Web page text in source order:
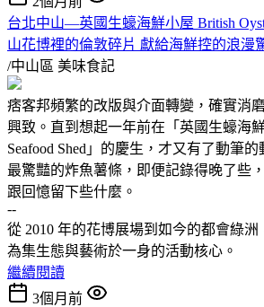
台北中山—英國生蠔海鮮小屋 British
山花博裡的倫敦碎片 獻給海鮮控的浪漫
/中山區 美味食記
痞客邦頻繁的改版與介面轉變，確實消
興致。直到想起一年前在「英國生蠔海
Seafood Shed」的慶生，才又有了動筆
最驚豔的炸魚薯條，即便記錄得晚了些
跟回憶留下些什麼。
--
從 2010 年的花博展場到如今的都會綠
為集生態與藝術於一身的活動核心。
繼續閱讀
3個月前